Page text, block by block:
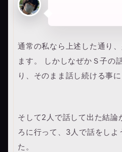
通常の私なら上述した通り
ます。 しかしなぜかＳ子の
り、そのまま話し続ける事に
そして2人で話して出た結論
ろに行って、3人で話をしよ
た。